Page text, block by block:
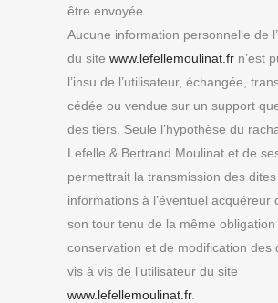
être envoyée.
Aucune information personnelle de
du site www.lefellemoulinat.fr n’est
l’insu de l’utilisateur, échangée,
cédée ou vendue sur un support
des tiers. Seule l’hypothèse du
Lefelle & Bertrand Moulinat et de
permettrait la transmission des dites
informations à l’éventuel acquéreur
son tour tenu de la même obligation
conservation et de modification des
vis à vis de l’utilisateur du site
www.lefellemoulinat.fr.